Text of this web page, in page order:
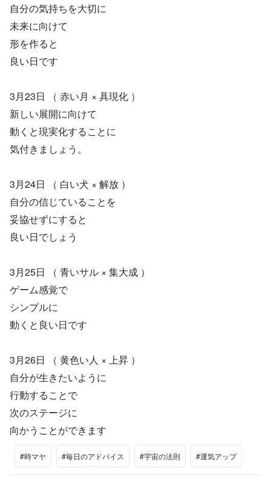
自分の気持ちを大切に
未来に向けて
形を作ると
良い日です
3月23日 （ 赤い月 × 具現化 ）
新しい展開に向けて
動くと現実化することに
気付きましょう。
3月24日 （ 白い犬 × 解放 ）
自分の信じていることを
妥協せずにすると
良い日でしょう
3月25日 （ 青いサル × 集大成 ）
ゲーム感覚で
シンプルに
動くと良い日です
3月26日 （ 黄色い人 × 上昇 ）
自分が生きたいように
行動することで
次のステージに
向かうことができます
#時マヤ #毎日のアドバイス #宇宙の法則 #運気アップ